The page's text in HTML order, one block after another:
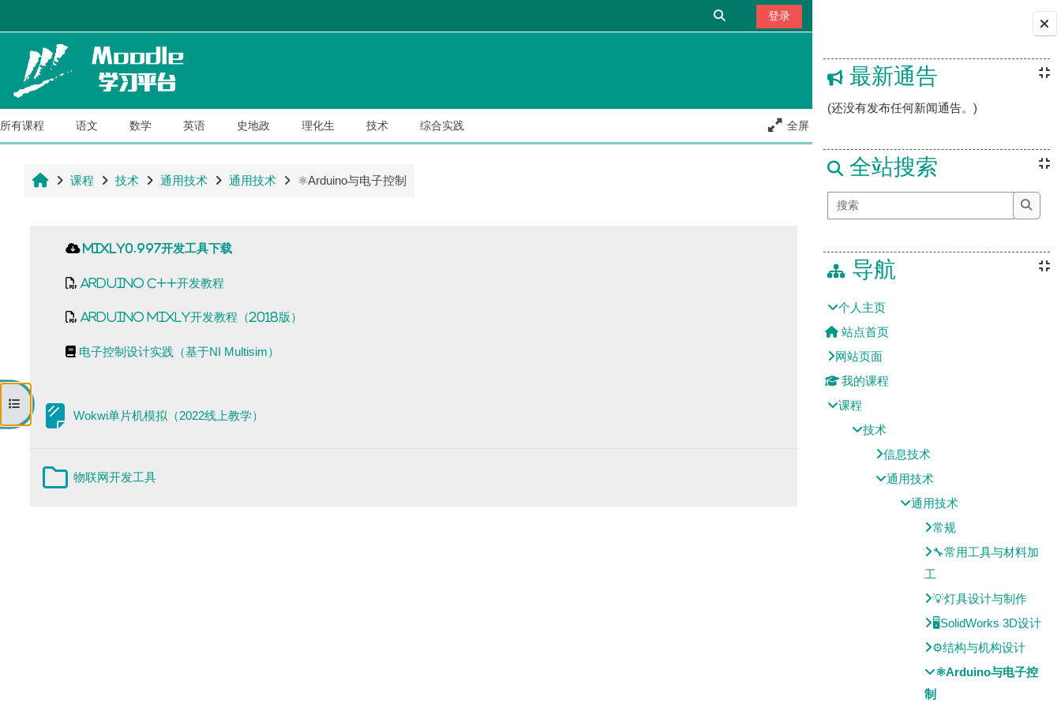
版块最新通告
(还没有发布任何新闻通告。)
全站搜索
搜索
搜索
导航
个人主页
站点首页
网站页面
我的课程
课程
技术
信息技术
通用技术
通用技术
常规
🔧常用工具与材料加
工
💡灯具设计与制作
🖥SolidWorks 3D设计
⚙结构与机构设计
⚛Arduino与电子控
制
切换搜索输入
登录
所有课程 语文 数学 英语 史地政 理化生 技术 综合实践 全屏
打开课程索引
首页课程 技术 通用技术 通用技术 ⚛Arduino与电子控制
章节大纲Mixly0.997开发工具下载
Arduino C++开发教程
Arduino Mixly开发教程（2018版）
电子控制设计实践（基于NI Multisim）
Wokwi单片机模拟（2022线上教学）
物联网开发工具文件夹